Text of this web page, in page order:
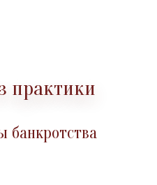
практики
банкротства